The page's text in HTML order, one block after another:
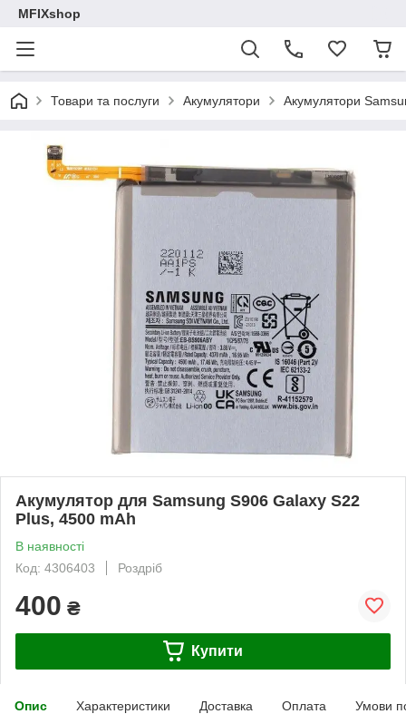
MFIXshop
Товари та послуги Акумулятори Акумулятори
Акумулятор для Samsung S906 Galaxy S22
Plus, 4500 mAh
В наявності
Код: 4306403
Роздріб
400 ₴
Купити
Опис Характеристики Доставка Оплата Умови